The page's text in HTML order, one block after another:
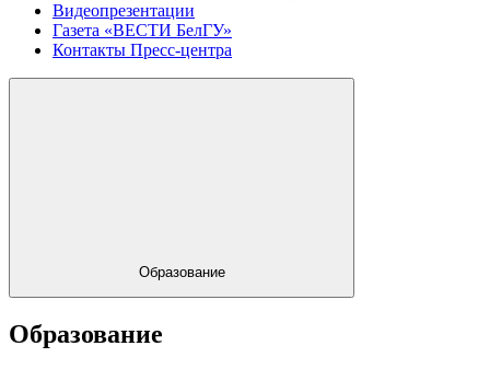
Видеопрезентации
Газета «ВЕСТИ БелГУ»
Контакты Пресс-центра
Образование
Образование